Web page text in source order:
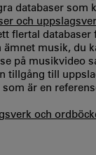
databaser som
och
flertal databaser
musik, du
på musikvideo
tillgång till
är en
och